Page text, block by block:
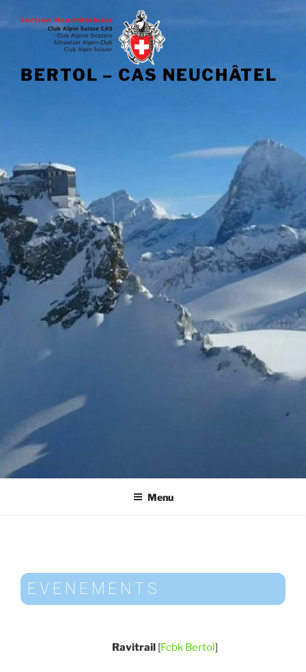
BERTOL – CAS NEUCHÂTEL
Menu
EVENEMENTS
Ravitrail [Fcbk Bertol]